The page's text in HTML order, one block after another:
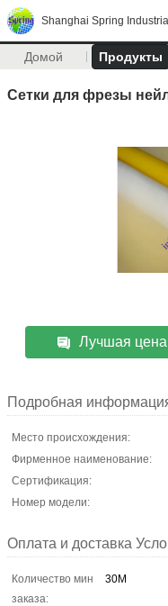
Shanghai Spring
Домой Продукты
Сетки для фрезы
Лучшая цена
Подробная
Место происхождения:
Фирменное наименование:
Сертификация:
Номер модели:
Оплата и доставка
Количество мин
заказа:
30M